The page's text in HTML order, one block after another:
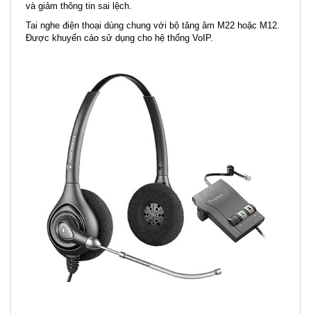
và giảm thông tin sai lệch.
Tai nghe điện thoại dùng chung với bộ tăng âm M22 hoặc M12.
Được khuyến cáo sử dụng cho hệ thống VoIP.